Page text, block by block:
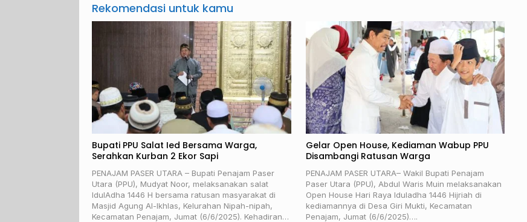
Rekomendasi untuk kamu
Bupati PPU Salat Ied Bersama Warga,
Serahkan Kurban 2 Ekor Sapi
PENAJAM PASER UTARA – Bupati Penajam Paser
Utara (PPU), Mudyat Noor, melaksanakan salat
IdulAdha 1446 H bersama ratusan masyarakat di
Masjid Agung Al-Ikhlas, Kelurahan Nipah-nipah,
Kecamatan Penajam, Jumat (6/6/2025). Kehadiran…
Gelar Open House, Kediaman Wabup PPU
Disambangi Ratusan Warga
PENAJAM PASER UTARA– Wakil Bupati Penajam
Paser Utara (PPU), Abdul Waris Muin melaksanakan
Open House Hari Raya Iduladha 1446 Hijriah di
kediamannya di Desa Giri Mukti, Kecamatan
Penajam, Jumat (6/6/2025)….